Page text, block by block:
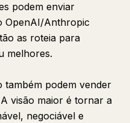
podem enviar
OpenAI/Anthropic
as roteia para
melhores.
também podem vender
visão maior é tornar a
negociável e